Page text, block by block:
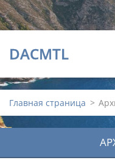
DACMTL
Главная страница >